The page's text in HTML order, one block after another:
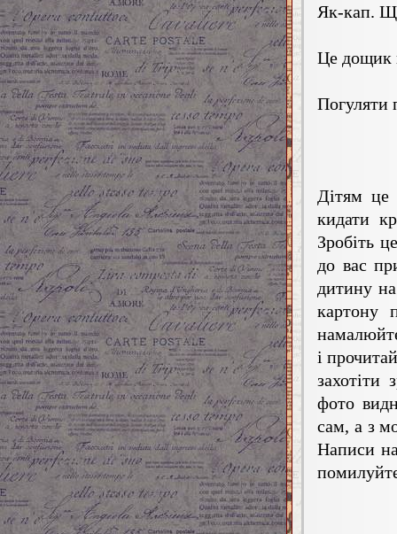
Як-кап.
Це дощик
Погуляти
Дітям це
кидати
Зробіть
до вас
дитину
картону
і
захотіти
фото
сам, а з
Написи